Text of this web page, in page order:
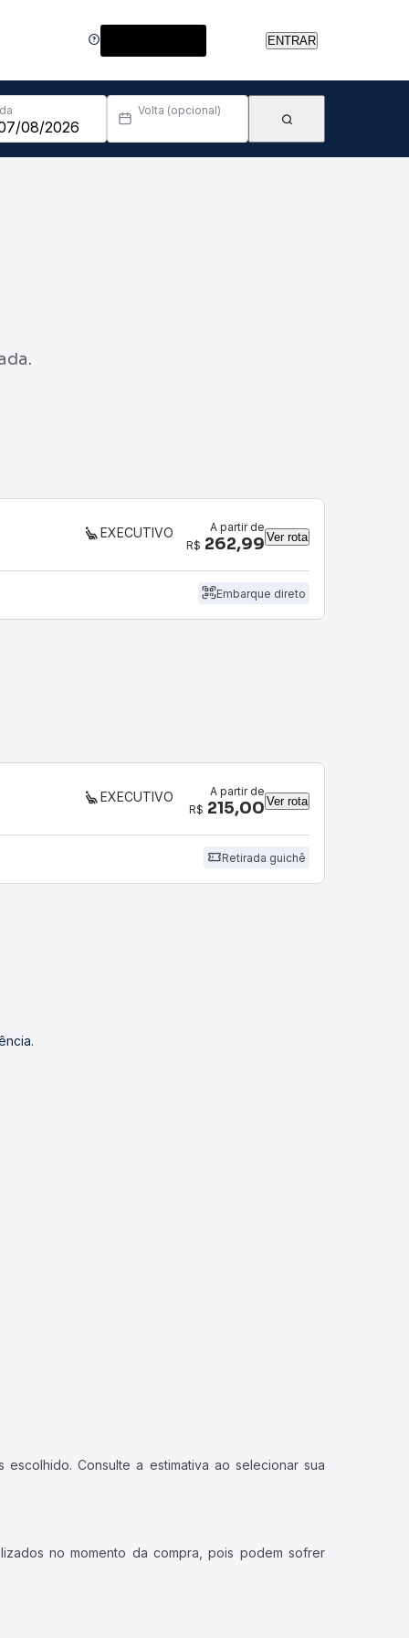
ENTRAR
Volta (opcional)
EXECUTIVO
A partir de
R$ 262,99 Ver rota
Embarque direto
EXECUTIVO
A partir de
R$ 215,00 Ver rota
Retirada guichê
Consulte a estimativa ao selecionar sua
no momento da compra, pois podem sofrer